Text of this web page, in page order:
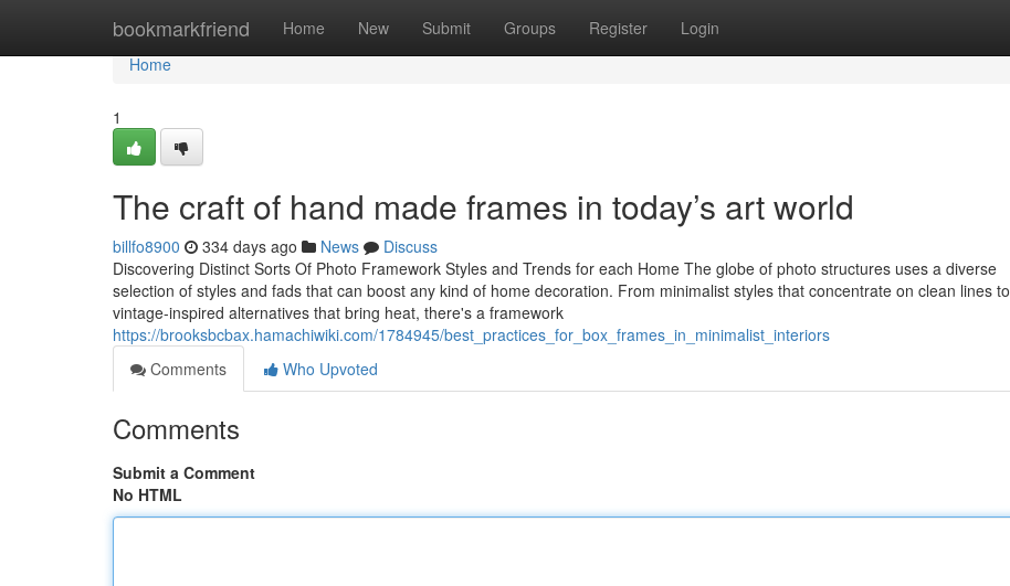
bookmarkfriend Home New Submit Groups Register Login
Home
Home
1
The craft of hand made frames in today’s art world
billfo8900 334 days ago News
Discuss
Discovering Distinct Sorts Of Photo Framework Styles and Trends for each Home The globe of photo structures uses a diverse
selection of styles and fads that can boost any kind of home decoration. From minimalist styles that concentrate on clean lines to
vintage-inspired alternatives that bring heat, there's a framework
https://brooksbcbax.hamachiwiki.com/1784945/best_practices_for_box_frames_in_minimalist_interiors
Comments
Who Upvoted
Comments
Submit a Comment
No HTML